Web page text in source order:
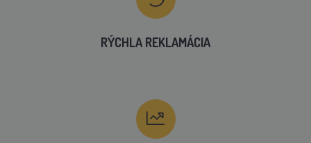
RÝCHLA REKLAMÁCIA